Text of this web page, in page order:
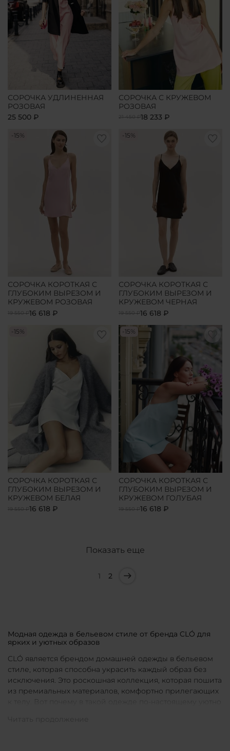
СОРОЧКА УДЛИНЕННАЯ
РОЗОВАЯ
25 500 ₽
СОРОЧКА С КРУЖЕВОМ
РОЗОВАЯ
21 450 ₽18 233 ₽
-15%
СОРОЧКА КОРОТКАЯ С
ГЛУБОКИМ ВЫРЕЗОМ И
КРУЖЕВОМ РОЗОВАЯ
19 550 ₽16 618 ₽
-15%
СОРОЧКА КОРОТКАЯ С
ГЛУБОКИМ ВЫРЕЗОМ И
КРУЖЕВОМ ЧЕРНАЯ
19 550 ₽16 618 ₽
-15%
СОРОЧКА КОРОТКАЯ С
ГЛУБОКИМ ВЫРЕЗОМ И
КРУЖЕВОМ БЕЛАЯ
19 550 ₽16 618 ₽
-15%
СОРОЧКА КОРОТКАЯ С
ГЛУБОКИМ ВЫРЕЗОМ И
КРУЖЕВОМ ГОЛУБАЯ
19 550 ₽16 618 ₽
Показать еще
1 2
Модная одежда в бельевом стиле от бренда CLÓ для
ярких и уютных образов
CLÓ является брендом домашней одежды в бельевом
стиле, которая способна украсить каждый образ без
исключения. Это роскошная коллекция, которая пошита
из премиальных материалов, комфортно прилегающих
к телу. Вот почему в такой одежде по-настоящему уютно